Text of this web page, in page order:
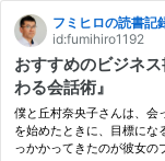
フミヒロの読書記
id:fumihiro1192
おすすめのビジネ
わる会話術』
僕と丘村奈央子さんは、会
を始めたときに、目標にな
っかかってきたのが彼女の